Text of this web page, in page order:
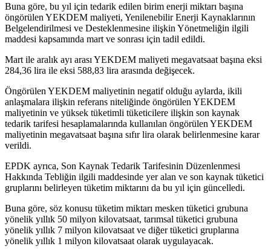
Buna göre, bu yıl için tedarik edilen birim enerji miktarı başına
öngörülen YEKDEM maliyeti, Yenilenebilir Enerji Kaynaklarının
Belgelendirilmesi ve Desteklenmesine ilişkin Yönetmeliğin ilgili
maddesi kapsamında mart ve sonrası için tadil edildi.
Mart ile aralık ayı arası YEKDEM maliyeti megavatsaat başına eksi
284,36 lira ile eksi 588,83 lira arasında değişecek.
Öngörülen YEKDEM maliyetinin negatif olduğu aylarda, ikili
anlaşmalara ilişkin referans niteliğinde öngörülen YEKDEM
maliyetinin ve yüksek tüketimli tüketicilere ilişkin son kaynak
tedarik tarifesi hesaplamalarında kullanılan öngörülen YEKDEM
maliyetinin megavatsaat başına sıfır lira olarak belirlenmesine karar
verildi.
EPDK ayrıca, Son Kaynak Tedarik Tarifesinin Düzenlenmesi
Hakkında Tebliğin ilgili maddesinde yer alan ve son kaynak tüketici
gruplarını belirleyen tüketim miktarını da bu yıl için güncelledi.
Buna göre, söz konusu tüketim miktarı mesken tüketici grubuna
yönelik yıllık 50 milyon kilovatsaat, tarımsal tüketici grubuna
yönelik yıllık 7 milyon kilovatsaat ve diğer tüketici gruplarına
yönelik yıllık 1 milyon kilovatsaat olarak uygulayacak.